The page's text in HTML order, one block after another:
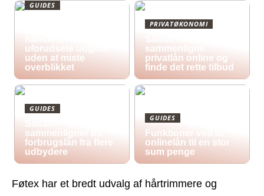
GUIDES
uforudsete udgifter
uden at miste
overblikket
PRIVATØKONOMI
sammenligne
privatlån online og
finde det rette tilbud
GUIDES
sammenligner du
forbrugslån fra flere
udbydere
GUIDES
Funktioner ved et
onlinelån til en stor
sum penge
Føtex har et bredt udvalg af hårtrimmere og